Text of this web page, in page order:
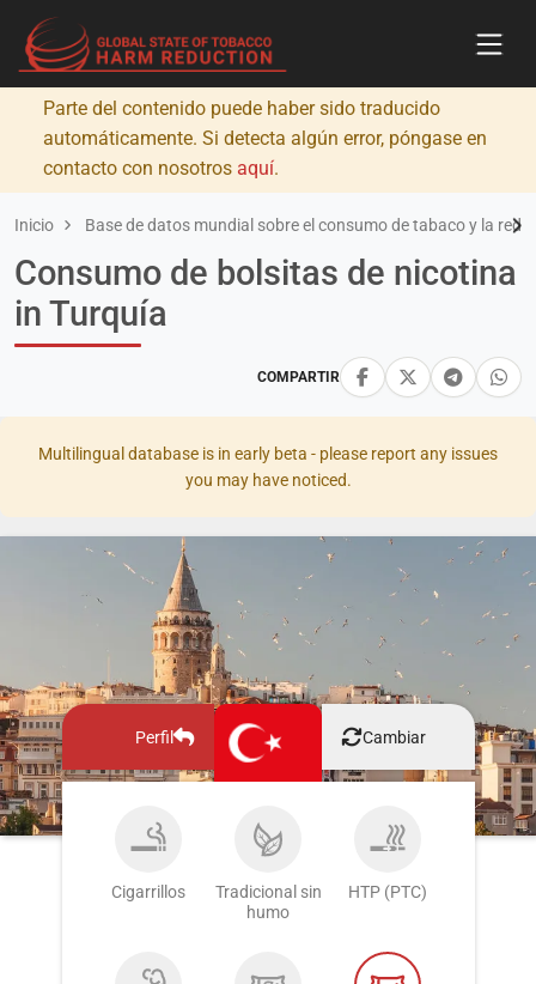
Parte del contenido puede haber sido traducido
automáticamente. Si detecta algún error, póngase en
contacto con nosotros aquí.
Inicio Base de datos mundial sobre el consumo de tabaco y la
COMPARTIR
Consumo de bolsitas de nicotina
in Turquía
Multilingual database is in early beta - please report any issues
you may have noticed.
Perfil Cambiar
Cigarrillos
Tradicional sin
humo
HTP (PTC)